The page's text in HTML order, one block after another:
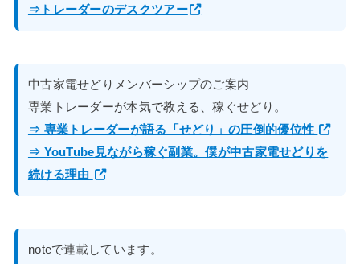
⇒トレーダーのデスクツアー
中古家電せどりメンバーシップのご案内
専業トレーダーが本気で教える、稼ぐせどり。
⇒ 専業トレーダーが語る「せどり」の圧倒的優位性
⇒ YouTube見ながら稼ぐ副業。僕が中古家電せどりを
続ける理由
noteで連載しています。